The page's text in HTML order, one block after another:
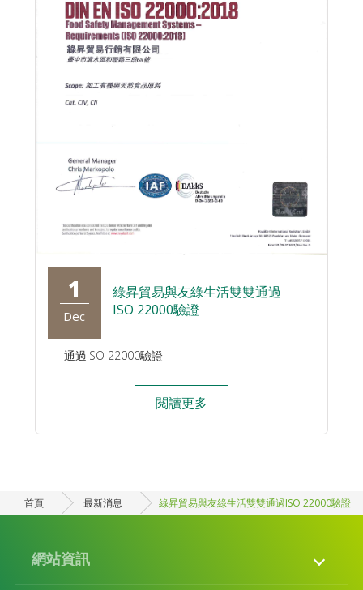
1
Dec
綠昇貿易與友綠生活雙雙通過
ISO 22000驗證
通過ISO 22000驗證
閱讀更多
首頁 最新消息 綠昇貿易與友綠生活雙雙通過ISO 22000驗證
網站資訊